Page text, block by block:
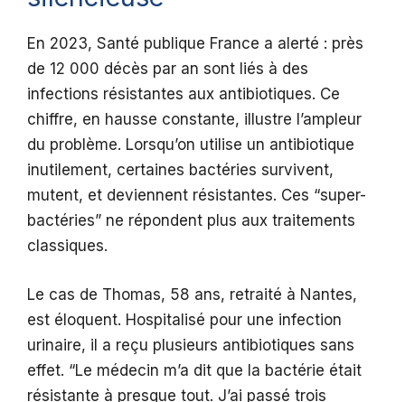
En 2023, Santé publique France a alerté : près
de 12 000 décès par an sont liés à des
infections résistantes aux antibiotiques. Ce
chiffre, en hausse constante, illustre l’ampleur
du problème. Lorsqu’on utilise un antibiotique
inutilement, certaines bactéries survivent,
mutent, et deviennent résistantes. Ces “super-
bactéries” ne répondent plus aux traitements
classiques.
Le cas de Thomas, 58 ans, retraité à Nantes,
est éloquent. Hospitalisé pour une infection
urinaire, il a reçu plusieurs antibiotiques sans
effet. “Le médecin m’a dit que la bactérie était
résistante à presque tout. J’ai passé trois